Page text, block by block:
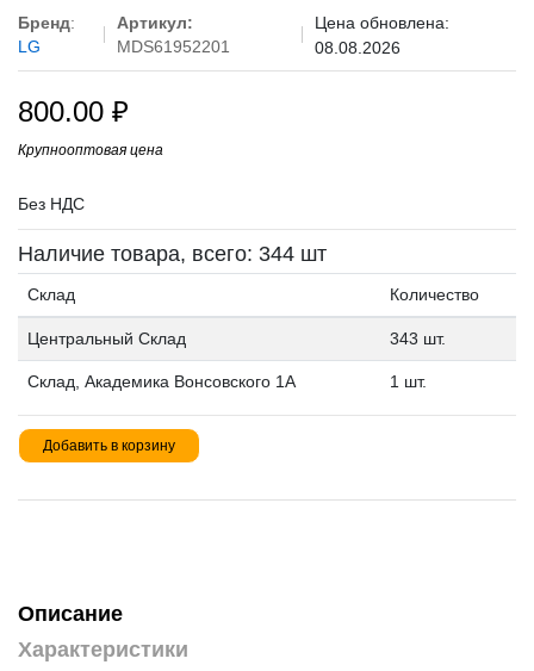
Бренд:
LG
Артикул:
MDS61952201
Цена обновлена:
08.08.2026
800.00 ₽
Крупнооптовая цена
Без НДС
Наличие товара, всего: 344 шт
Склад Количество
Центральный Склад 343 шт.
Склад, Академика Вонсовского 1А 1 шт.
Добавить в корзину
Описание
Характеристики